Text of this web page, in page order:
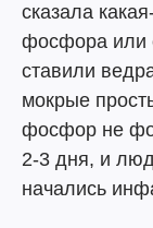
сказала
фосфора или
ставили
мокрые
фосфор не
2-3 дня, и
начались